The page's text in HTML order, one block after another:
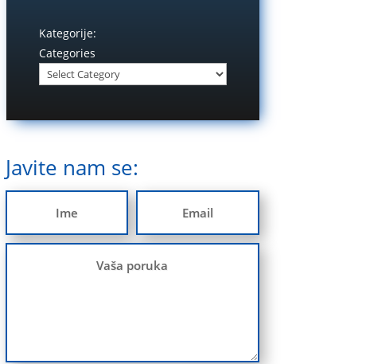
Kategorije:
Categories
Javite nam se: